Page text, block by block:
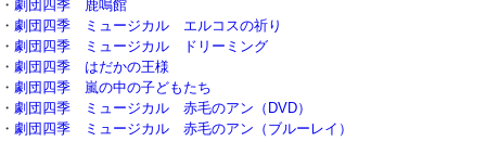
・ 劇団四季 鹿鳴館
・ 劇団四季 ミュージカル エルコスの祈り
・ 劇団四季 ミュージカル ドリーミング
・ 劇団四季 はだかの王様
・ 劇団四季 嵐の中の子どもたち
・ 劇団四季 ミュージカル 赤毛のアン（DVD）
・ 劇団四季 ミュージカル 赤毛のアン（ブルーレイ）